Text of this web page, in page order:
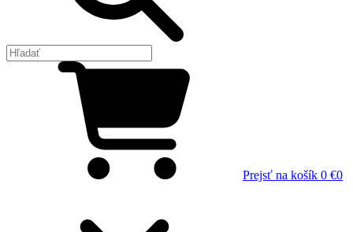
Prejsť na košík 0 €0